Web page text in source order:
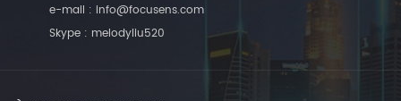
e-mail : info@focusens.com
Skype : melodyliu520